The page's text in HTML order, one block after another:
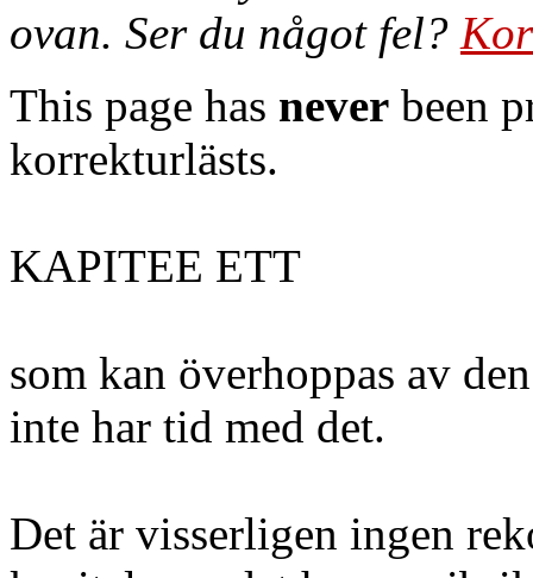
ovan. Ser du något fel?
This page has never been
korrekturlästs.
KAPITEE ETT
som kan överhoppas av
inte har tid med det.
Det är visserligen ingen